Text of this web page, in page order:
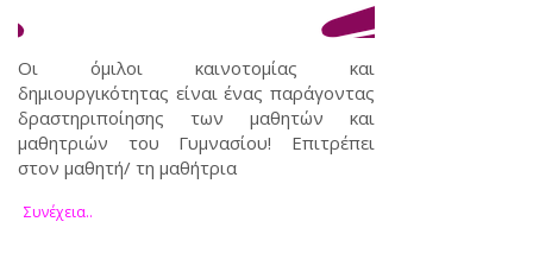
Οι όμιλοι καινοτομίας και
δημιουργικότητας είναι ένας παράγοντας
δραστηριποίησης των μαθητών και
μαθητριών του Γυμνασίου! Επιτρέπει
στον μαθητή/ τη μαθήτρια
Συνέχεια..